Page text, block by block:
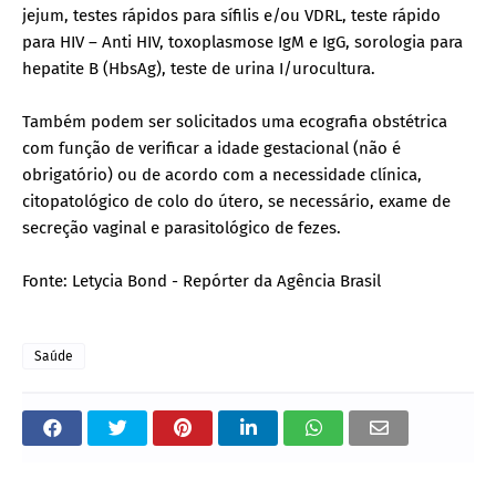
jejum, testes rápidos para sífilis e/ou VDRL, teste rápido
para HIV – Anti HIV, toxoplasmose IgM e IgG, sorologia para
hepatite B (HbsAg), teste de urina I/urocultura.
Também podem ser solicitados uma ecografia obstétrica
com função de verificar a idade gestacional (não é
obrigatório) ou de acordo com a necessidade clínica,
citopatológico de colo do útero, se necessário, exame de
secreção vaginal e parasitológico de fezes.
Fonte: Letycia Bond - Repórter da Agência Brasil
Saúde